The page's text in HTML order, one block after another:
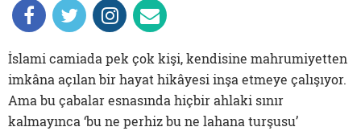
İslami camiada pek çok kişi, kendisine mahrumiyetten
imkâna açılan bir hayat hikâyesi inşa etmeye çalışıyor.
Ama bu çabalar esnasında hiçbir ahlaki sınır
kalmayınca ‘bu ne perhiz bu ne lahana turşusu’